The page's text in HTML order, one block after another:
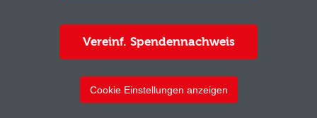
Vereinf. Spendennachweis
Cookie Einstellungen anzeigen